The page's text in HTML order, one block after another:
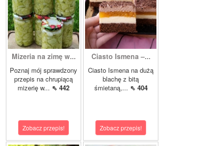
Mizeria na zimę w...
Poznaj mój sprawdzony
przepis na chrupiącą
mizerię w... ⇖ 442
Zobacz przepis!
Ciasto Ismena –...
Ciasto Ismena na dużą
blachę z bitą
śmietaną,... ⇖ 404
Zobacz przepis!